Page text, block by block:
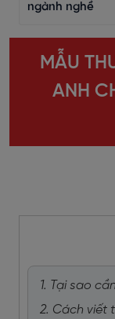
ngành nghề
MẪU
ANH
1. Tại sao
2. Cách viết